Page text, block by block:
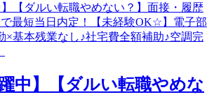
躍中】【ダルい転職やめな